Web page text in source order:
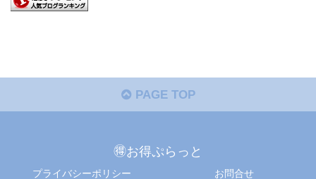
PAGE TOP
🉐お得ぷらっと
プライバシーポリシー お問合せ